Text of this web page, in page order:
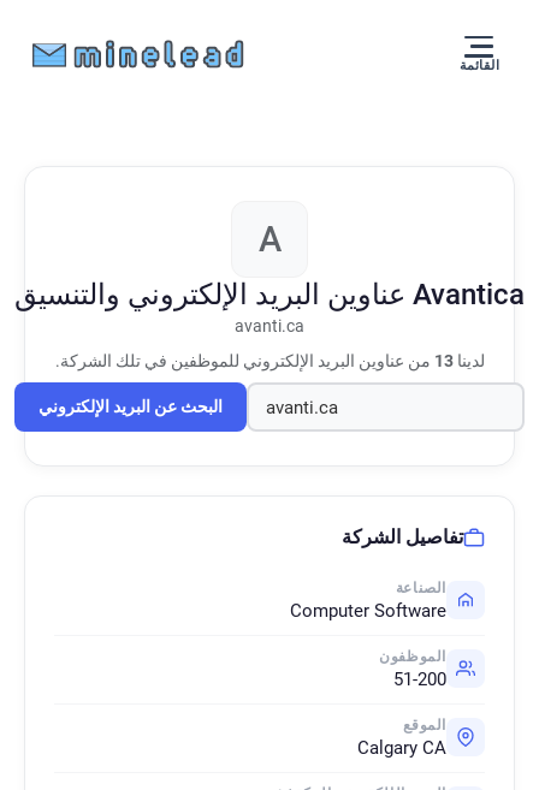
القائمة
A
Avantica عناوين البريد الإلكتروني والتنسيق
avanti.ca
لدينا13 من عناوين البريد الإلكتروني للموظفين في تلك الشركة.
البحث عن البريد الإلكتروني
تفاصيل الشركة
الصناعة
Computer Software
الموظفون
51-200
الموقع
Calgary CA